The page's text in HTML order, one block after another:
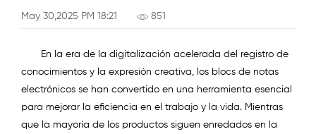
May 30,2025 PM 18:21 851
En la era de la digitalización acelerada del registro de
conocimientos y la expresión creativa, los blocs de notas
electrónicos se han convertido en una herramienta esencial
para mejorar la eficiencia en el trabajo y la vida. Mientras
que la mayoría de los productos siguen enredados en la